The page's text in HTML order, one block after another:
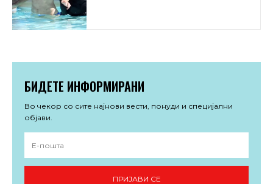
БИДЕТЕ ИНФОРМИРАНИ
Во чекор со сите најнови вести, понуди и специјални
објави.
ПРИЈАВИ СЕ